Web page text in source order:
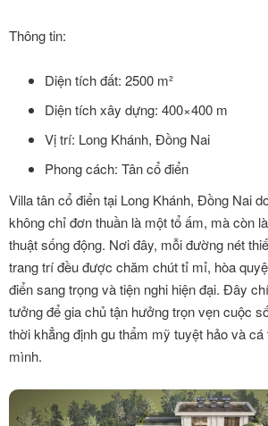
Thông tin:
Diện tích đất: 2500 m²
Diện tích xây dựng: 400×400 m
Vị trí: Long Khánh, Đồng Nai
Phong cách: Tân cổ điển
Villa tân cổ điển tại Long Khánh, Đồng Nai
không chỉ đơn thuần là một tổ ấm, mà còn
thuật sống động. Nơi đây, mỗi đường nét
trang trí đều được chăm chút tỉ mỉ, hòa
điển sang trọng và tiện nghi hiện đại. Đây
tưởng để gia chủ tận hưởng trọn vẹn cuộc
thời khẳng định gu thẩm mỹ tuyệt hảo và
mình.